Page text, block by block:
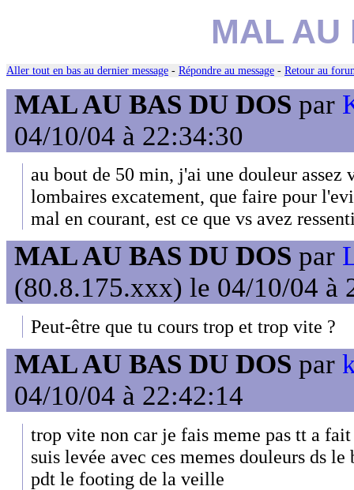
MAL AU
Aller tout en bas au dernier message - Répondre au message - Retour au
MAL AU BAS DU DOS par
04/10/04 à 22:34:30
au bout de 50 min, j'ai une douleur assez
lombaires excatement, que faire pour
mal en courant, est ce que vs avez
MAL AU BAS DU DOS par
(80.8.175.xxx) le 04/10/04 à
Peut-être que tu cours trop et trop vite ?
MAL AU BAS DU DOS par
04/10/04 à 22:42:14
trop vite non car je fais meme pas tt a
suis levée avec ces memes douleurs ds le
pdt le footing de la veille